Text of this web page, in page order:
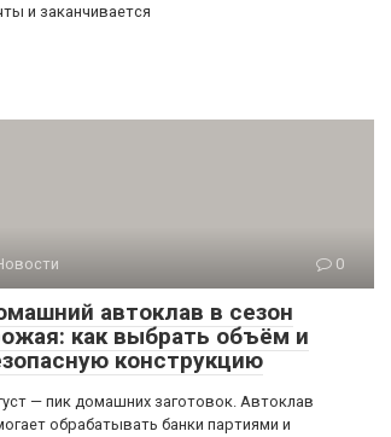
и заканчивается
0
автоклав в сезон
как выбрать объём и
конструкцию
— пик домашних заготовок. Автоклав
обрабатывать банки партиями и